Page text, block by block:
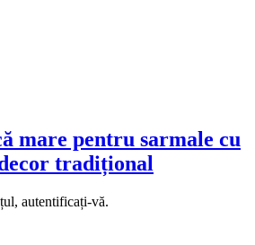
mare pentru sarmale cu
tradițional
autentificați-vă.